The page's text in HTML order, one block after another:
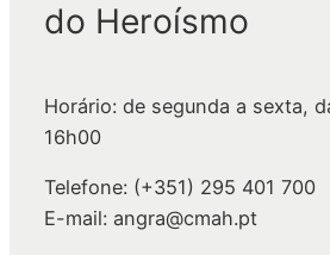
do Heroísmo
Horário: de segunda a sexta,
16h00
Telefone: (+351) 295 401 700
E-mail: angra@cmah.pt